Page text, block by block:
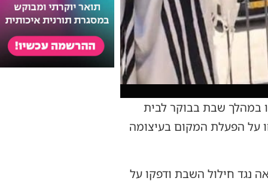
במהלך שבת בבוקר לבית
לשוק מחנה יהודה, ומחו על הפעלת המקום בעיצומה
נגד חילול השבת ודפקו על